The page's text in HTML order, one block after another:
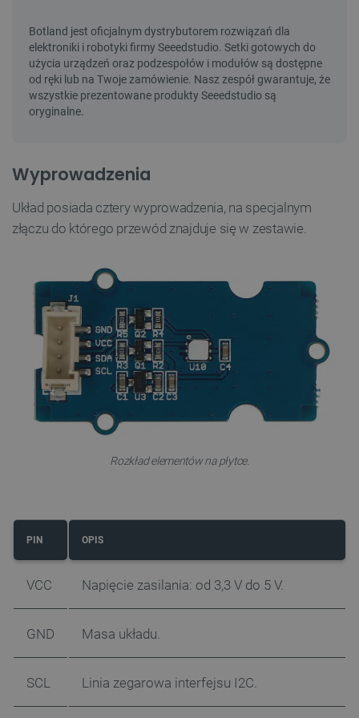
Wyprowadzenia
Układ posiada cztery wyprowadzenia, na specjalnym
złączu do którego przewód znajduje się w zestawie.
Rozkład elementów na płytce.
PIN OPIS
VCC Napięcie zasilania: od 3,3 V do 5 V.
GND Masa układu.
SCL Linia zegarowa interfejsu I2C.